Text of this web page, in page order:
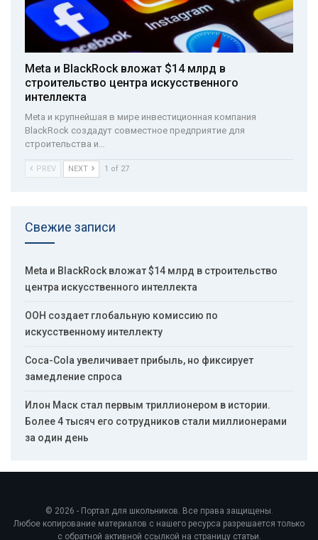
Meta и BlackRock вложат $14 млрд в
строительство центра искусственного
интеллекта
Meta и крупнейшая в мире инвестиционная компания
BlackRock создадут совместное предприятие для
строительства и…
PREV NEXT 1 of 27
Свежие записи
Meta и BlackRock вложат $14 млрд в строительство
центра искусственного интеллекта
ООН создает глобальную комиссию по
искусственному интеллекту
Coca-Cola увеличивает прибыль, но фиксирует
замедление спроса
Илон Маск стал первым триллионером в истории.
Более 4 тысяч его сотрудников стали миллионерами
за один день
© 2026 - Портал для школьников. Все права защищены.
Любое копирование материалов с нашего ресурса разрешается только
с обратной активной ссылкой на страницу статьи.